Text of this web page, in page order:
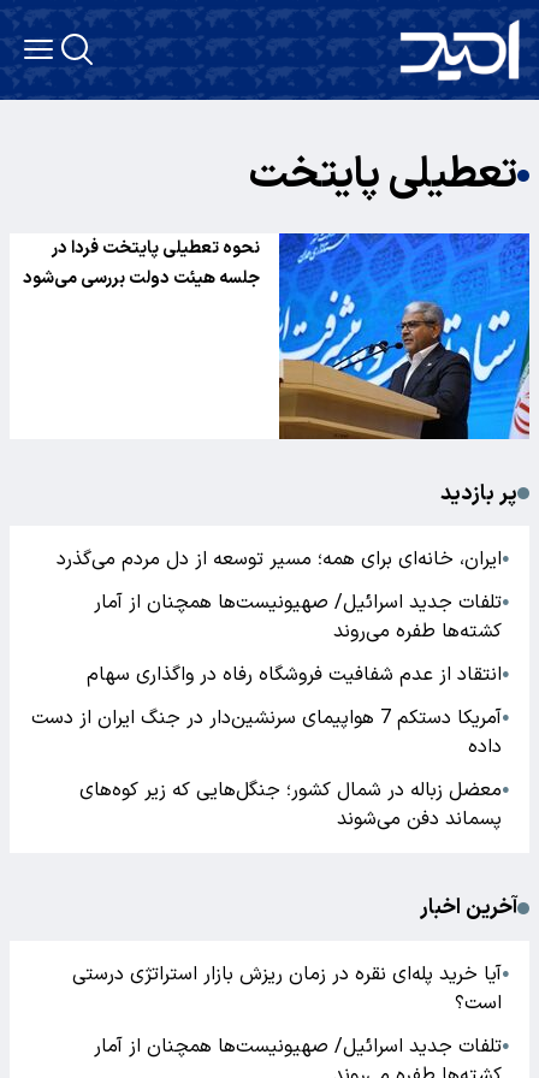
تعطیلی پایتخت
نحوه تعطیلی پایتخت فردا در
جلسه هیئت دولت بررسی می‌شود
پر بازدید
●ایران، خانه‌ای برای همه؛ مسیر توسعه از دل مردم می‌گذرد
●تلفات جدید اسرائیل/ صهیونیست‌ها همچنان از آمار
کشته‌ها طفره می‌روند
●انتقاد از عدم شفافیت فروشگاه رفاه در واگذاری سهام
●
آمریکا دستکم 7 هواپیمای سرنشین‌دار در جنگ ایران از دست
داده
●معضل زباله در شمال کشور؛ جنگل‌هایی که زیر کوه‌های
پسماند دفن می‌شوند
آخرین اخبار
●آیا خرید پله‌ای نقره در زمان ریزش بازار استراتژی درستی
است؟
●تلفات جدید اسرائیل/ صهیونیست‌ها همچنان از آمار